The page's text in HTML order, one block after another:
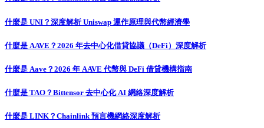
什麼是 UNI？深度解析 Uniswap 運作原理與代幣經濟學
什麼是 AAVE？2026 年去中心化借貸協議（DeFi）深度解析
什麼是 Aave？2026 年 AAVE 代幣與 DeFi 借貸機構指南
什麼是 TAO？Bittensor 去中心化 AI 網絡深度解析
什麼是 LINK？Chainlink 預言機網絡深度解析